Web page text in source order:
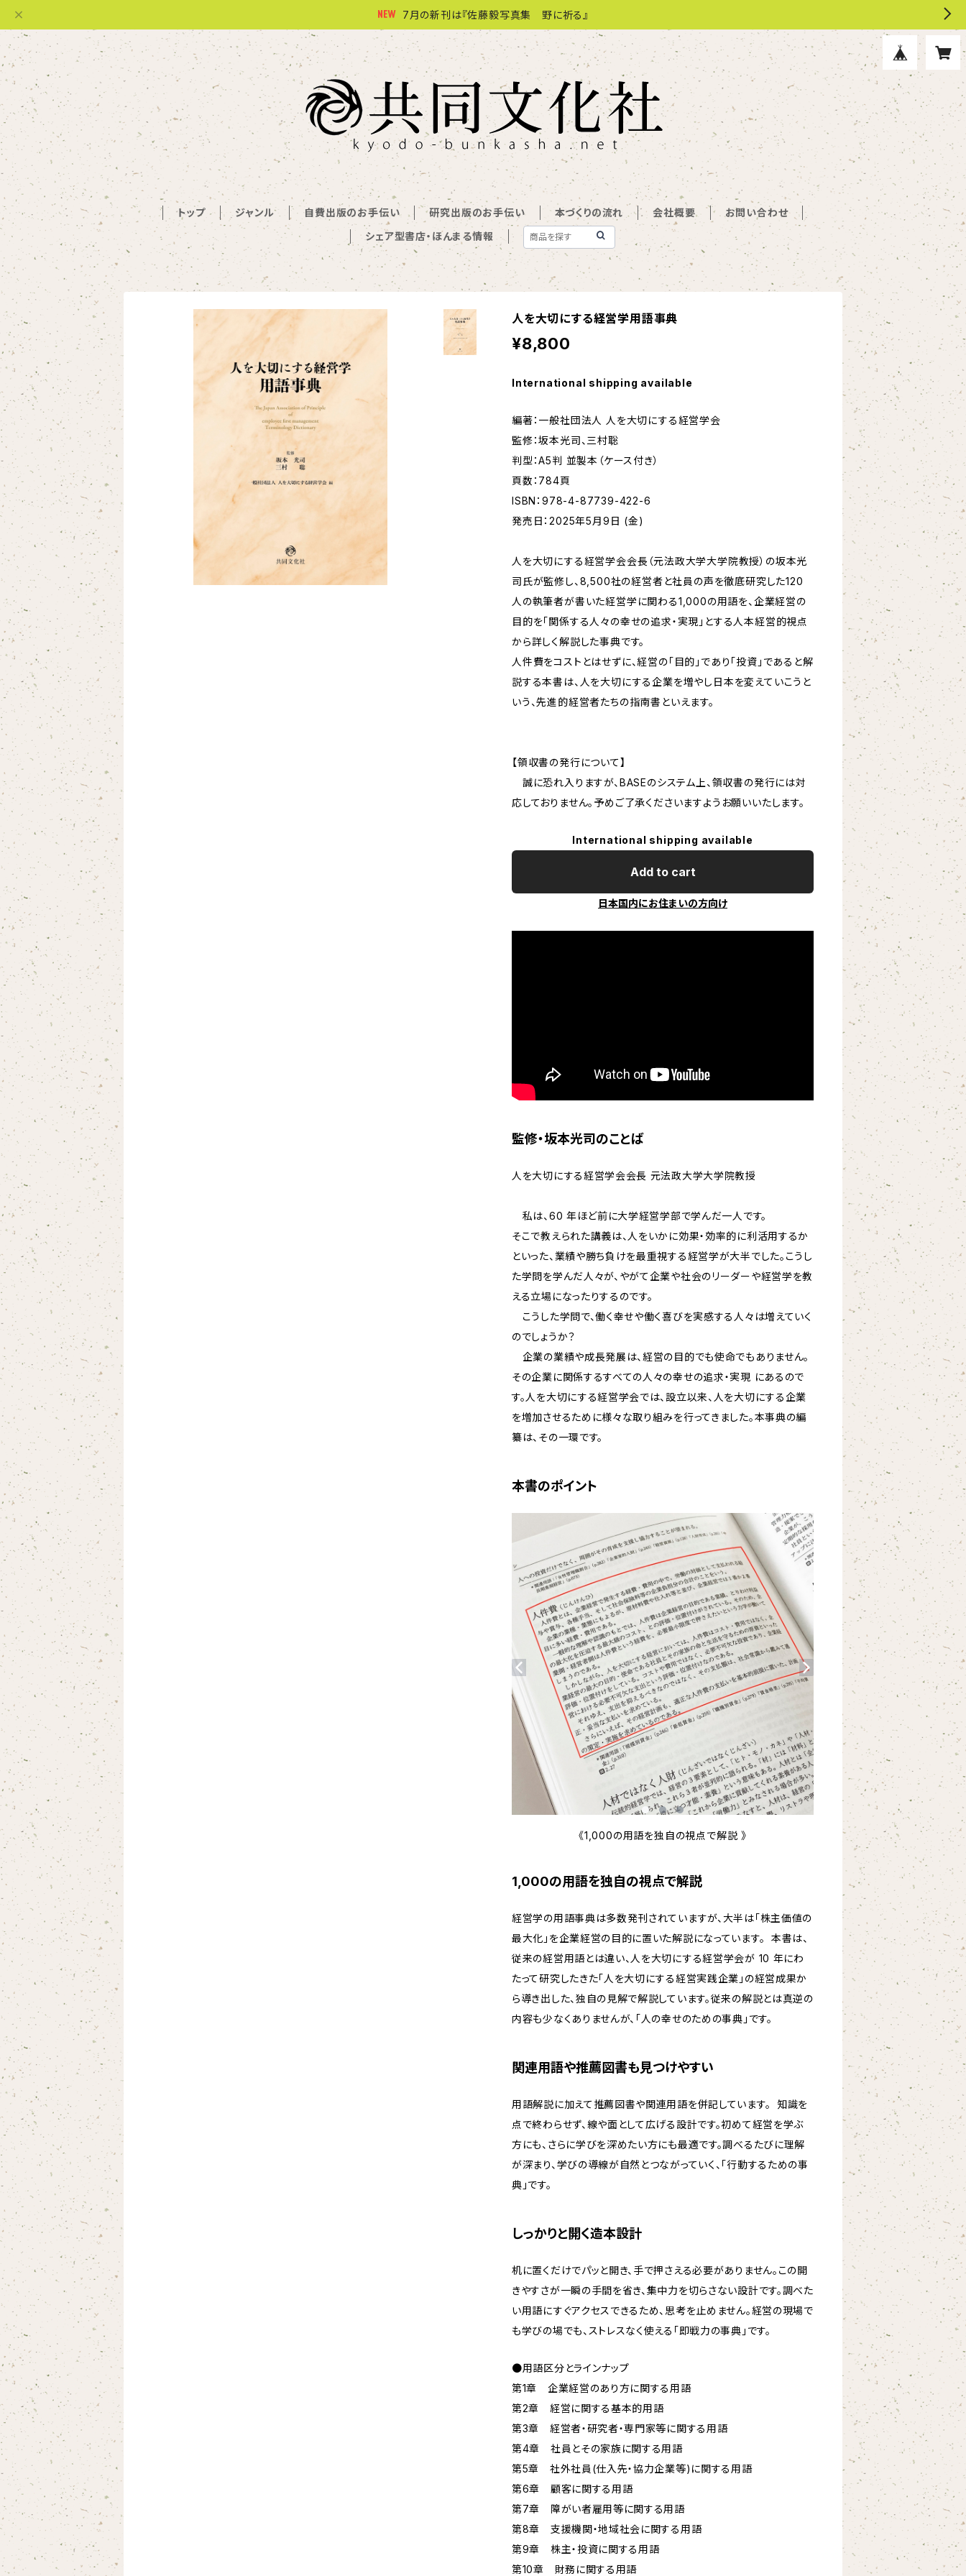
7月の新刊は『佐藤毅写真集 野に祈る』
トップ ジャンル 自費出版のお手伝い 研究出版のお手伝い 本づくりの流れ 会社概要
お問い合わせ
シェア型書店・ほんまる情報
人を大切にする経営学用語事典
¥8,800
International shipping available
編著：一般社団法人 人を大切にする経営学会
監修：坂本光司、三村聡
判型：A5判 並製本（ケース付き）
頁数：784頁
ISBN：978-4-87739-422-6
発売日：2025年5月9日 (金)
人を大切にする経営学会会長（元法政大学大学院教授）の坂本光
司氏が監修し、8,500社の経営者と社員の声を徹底研究した120
人の執筆者が書いた経営学に関わる1,000の用語を、企業経営の
目的を「関係する人々の幸せの追求・実現」とする人本経営的視点
から詳しく解説した事典です。
人件費をコストとはせずに、経営の「目的」であり「投資」であると解
説する本書は、人を大切にする企業を増やし日本を変えていこうと
いう、先進的経営者たちの指南書といえます。
【領収書の発行について】
誠に恐れ入りますが、BASEのシステム上、領収書の発行には対
応しておりません。予めご了承くださいますようお願いいたします。
International shipping available
Add to cart
日本国内にお住まいの方向け
監修・坂本光司のことば
人を大切にする経営学会会長 元法政大学大学院教授
私は、60 年ほど前に大学経営学部で学んだ一人です。
そこで教えられた講義は、人をいかに効果・効率的に利活用するか
といった、業績や勝ち負けを最重視する経営学が大半でした。こうし
た学問を学んだ人々が、やがて企業や社会のリーダーや経営学を教
える立場になったりするのです。
こうした学問で、働く幸せや働く喜びを実感する人々は増えていく
のでしょうか？
企業の業績や成長発展は、経営の目的でも使命でもありません。
その企業に関係するすべての人々の幸せの追求・実現 にあるので
す。人を大切にする経営学会では、設立以来、人を大切にする企業
を増加させるために様々な取り組みを行ってきました。本事典の編
纂は、その一環です。
本書のポイント
《1,000の用語を独自の視点で解説 》
1,000の用語を独自の視点で解説
経営学の用語事典は多数発刊されていますが、大半は「株主価値の
最大化」を企業経営の目的に置いた解説になっています。 本書は、
従来の経営用語とは違い、人を大切にする経営学会が 10 年にわ
たって研究したきた「人を大切にする経営実践企業」の経営成果か
ら導き出した、独自の見解で解説しています。従来の解説とは真逆の
内容も少なくありませんが、「人の幸せのための事典」です。
関連用語や推薦図書も見つけやすい
用語解説に加えて推薦図書や関連用語を併記しています。 知識を
点で終わらせず、線や面として広げる設計です。初めて経営を学ぶ
方にも、さらに学びを深めたい方にも最適です。調べるたびに理解
が深まり、学びの導線が自然とつながっていく、「行動するための事
典」です。
しっかりと開く造本設計
机に置くだけでパッと開き、手で押さえる必要がありません。この開
きやすさが一瞬の手間を省き、集中力を切らさない設計です。調べた
い用語にすぐアクセスできるため、思考を止めません。経営の現場で
も学びの場でも、ストレスなく使える「即戦力の事典」です。
●用語区分とラインナップ
第1章 企業経営のあり方に関する用語
第2章 経営に関する基本的用語
第3章 経営者・研究者・専門家等に関する用語
第4章 社員とその家族に関する用語
第5章 社外社員(仕入先・協力企業等)に関する用語
第6章 顧客に関する用語
第7章 障がい者雇用等に関する用語
第8章 支援機関・地域社会に関する用語
第9章 株主・投資に関する用語
第10章 財務に関する用語